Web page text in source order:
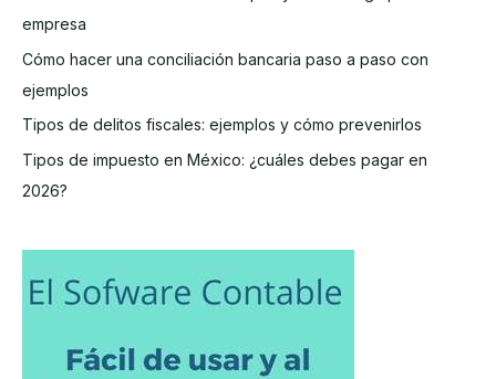
empresa
Cómo hacer una conciliación bancaria paso a paso con
ejemplos
Tipos de delitos fiscales: ejemplos y cómo prevenirlos
Tipos de impuesto en México: ¿cuáles debes pagar en
2026?